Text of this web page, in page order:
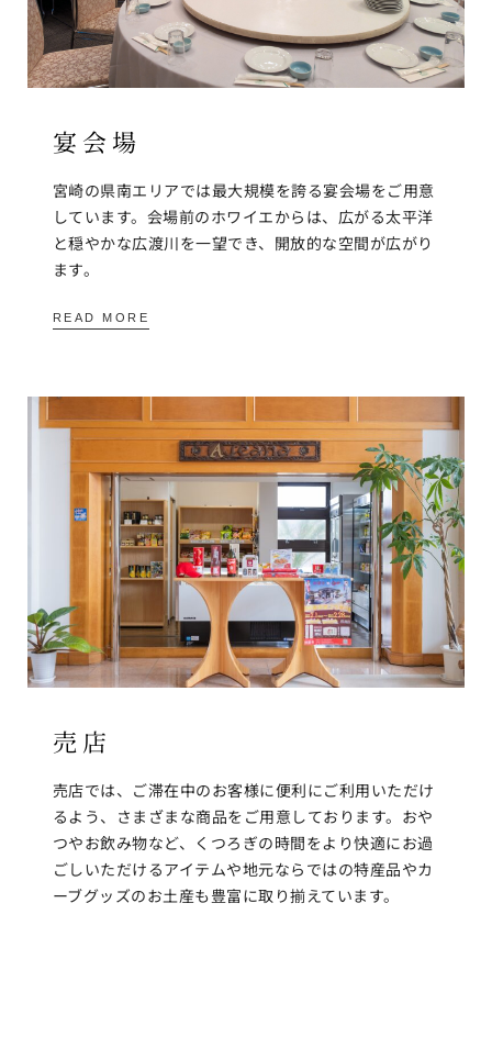
宴会場
宮崎の県南エリアでは最大規模を誇る宴会場をご用意
しています。会場前のホワイエからは、広がる太平洋
と穏やかな広渡川を一望でき、開放的な空間が広がり
ます。
READ MORE
売店
売店では、ご滞在中のお客様に便利にご利用いただけ
るよう、さまざまな商品をご用意しております。おや
つやお飲み物など、くつろぎの時間をより快適にお過
ごしいただけるアイテムや地元ならではの特産品やカ
ーブグッズのお土産も豊富に取り揃えています。